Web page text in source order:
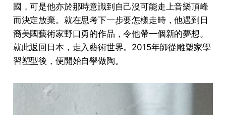
國，可是他亦於那時意識到自己沒可能走上音樂頂峰
而決定放棄。就在思考下一步要怎樣走時，他遇到日
裔美國藝術家野口勇的作品，令他帶一個新的夢想。
就此返回日本，走入藝術世界。2015年師從雕塑家學
習塑型後，便開始自學做陶。